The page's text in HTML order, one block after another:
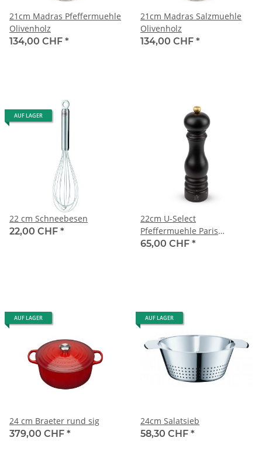
21cm Madras Pfeffermuehle
Olivenholz
134,00 CHF *
21cm Madras Salzmuehle
Olivenholz
134,00 CHF *
AUF LAGER
22 cm Schneebesen
22,00 CHF *
22cm U-Select
Pfeffermuehle Paris
Schokolade
65,00 CHF *
AUF LAGER
24 cm Braeter rund sig
379,00 CHF *
AUF LAGER
24cm Salatsieb
58,30 CHF *